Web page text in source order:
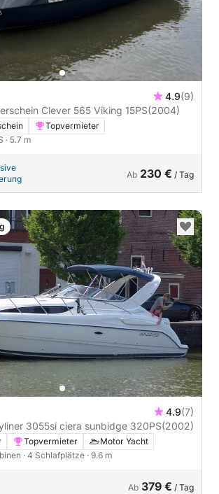
4.9(9)
Boot ohne Führerschein Clever 565 Viking 15PS(2004)
Topvermieter
· 5.7 m
Ab 230 € / Tag
4.9(7)
Motoryacht Bayliner 3055si ciera sunbidge 320PS(2002)
Topvermieter
Motor Yacht
· 4 Schlafplätze · 9.6 m
Ab 379 € / Tag